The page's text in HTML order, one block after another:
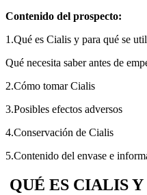
Contenido del prospecto:
1.Qué es Cialis y para qué se
Qué necesita saber antes de
2.Cómo tomar Cialis
3.Posibles efectos adversos
4.Conservación de Cialis
5.Contenido del envase e
QUÉ ES CIALIS